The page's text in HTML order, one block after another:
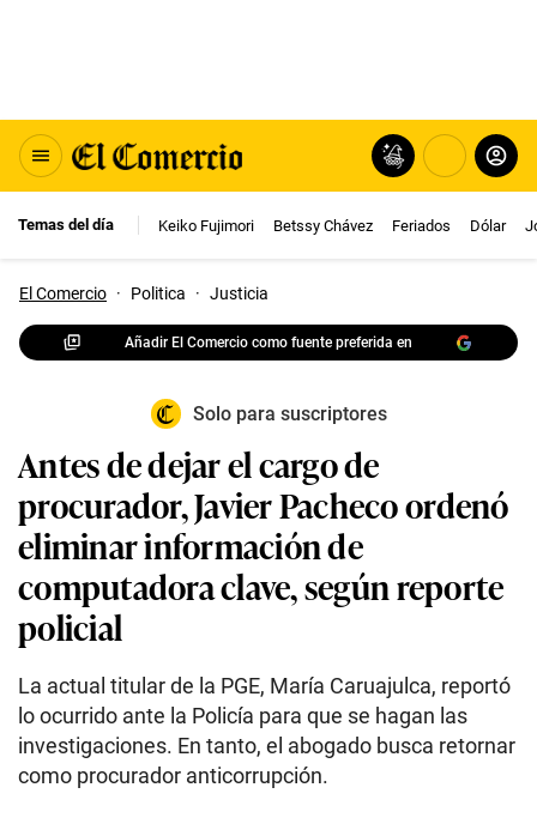
Temas del día Keiko Fujimori Betssy Chávez Feriados Dólar
El Comercio · Politica · Justicia
Añadir El Comercio como fuente preferida en
Solo para suscriptores
Antes de dejar el cargo de
procurador, Javier Pacheco ordenó
eliminar información de
computadora clave, según reporte
policial
La actual titular de la PGE, María Caruajulca, reportó
lo ocurrido ante la Policía para que se hagan las
investigaciones. En tanto, el abogado busca retornar
como procurador anticorrupción.